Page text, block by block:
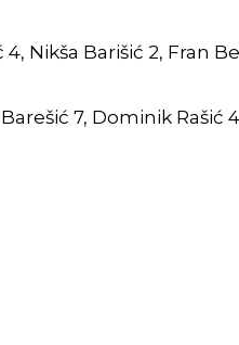
Nikša Barišić 2, Fran
7, Dominik